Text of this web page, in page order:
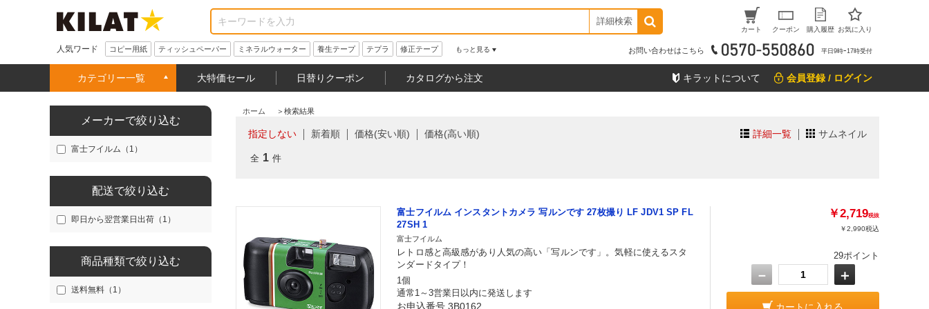
詳細検索
カート クーポン 購入履歴 お気に入り
人気ワード コピー用紙 ティッシュペーパー ミネラルウォーター 養生テープ テプラ 修正テープ もっと見る お問い合わせはこちら 平日9時ｰ17時受付
カテゴリー一覧 大特価セール 日替りクーポン カタログから注文 キラットについて 会員登録 / ログイン
メーカーで絞り込む
富士フイルム（1）
配送で絞り込む
即日から翌営業日出荷（1）
商品種類で絞り込む
送料無料（1）
ホーム ＞ 検索結果
詳細一覧 サムネイル
指定しない 新着順 価格(安い順) 価格(高い順)
全 1 件
富士フイルム インスタントカメラ 写ルンです 27枚撮り LF JDV1 SP FL
27SH 1
富士フイルム
レトロ感と高級感があり人気の高い「写ルンです」。気軽に使えるスタ
ンダードタイプ！
1個
通常1～3営業日以内に発送します
お申込番号 3B0162
￥2,719税抜
￥2,990税込
29ポイント
－ ＋